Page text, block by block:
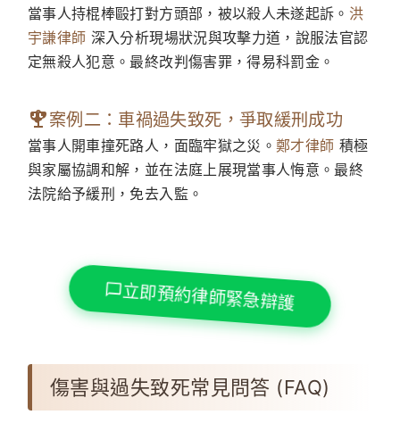
當事人持棍棒毆打對方頭部，被以殺人未遂起訴。 洪
宇謙律師 深入分析現場狀況與攻擊力道，說服法官認
定無殺人犯意。最終改判傷害罪，得易科罰金。
案例二：車禍過失致死，爭取緩刑成功
當事人開車撞死路人，面臨牢獄之災。 鄭才律師 積極
與家屬協調和解，並在法庭上展現當事人悔意。最終
法院給予緩刑，免去入監。
立即預約律師緊急辯護
傷害與過失致死常見問答 (FAQ)